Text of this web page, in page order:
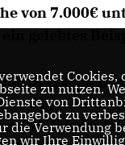
von 7.000€
Ort. Ich danke
Cookies,
zu nutzen.
von
zu
die Verwendung
wir Ihre